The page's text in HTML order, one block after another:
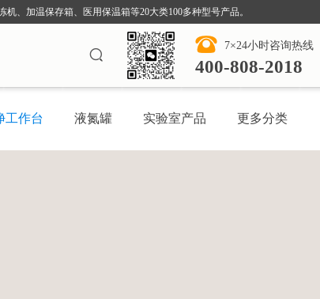
机、加温保存箱、医用保温箱等20大类100多种型号产品。
400-808-2018
7×24小时咨询热线
工作台 液氮罐 实验室产品 更多分类